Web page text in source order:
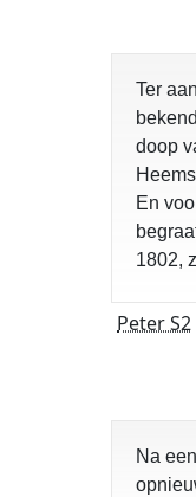
Ter
doop
En
1802,
Peter S2
Na